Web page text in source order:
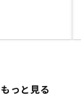
もっと見る